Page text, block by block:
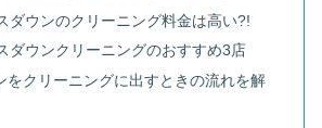
ダウンのクリーニング料金は高い?!
ダウンクリーニングのおすすめ3店
をクリーニングに出すときの流れを解